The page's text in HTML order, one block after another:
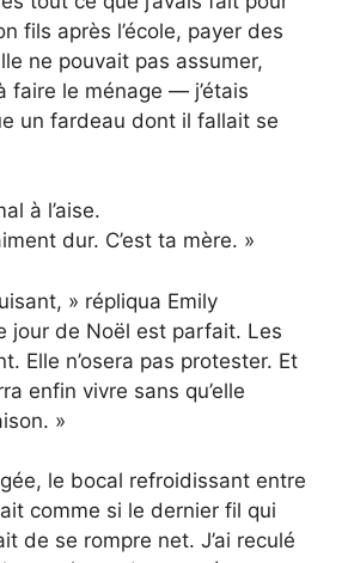
fils après l’école, payer des
ne pouvait pas assumer,
faire le ménage — j’étais
un fardeau dont il fallait se
à l’aise.
dur. C’est ta mère. »
» répliqua Emily
jour de Noël est parfait. Les
Elle n’osera pas protester. Et
enfin vivre sans qu’elle
»
le bocal refroidissant entre
comme si le dernier fil qui
de se rompre net. J’ai reculé